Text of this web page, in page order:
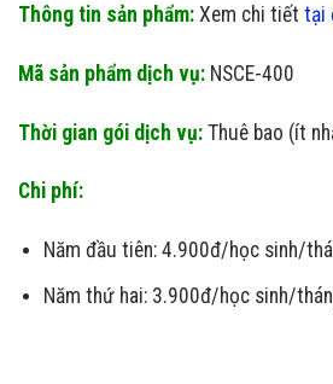
Thông tin sản phẩm: Xem chi tiết tại
Mã sản phẩm dịch vụ: NSCE-400
Thời gian gói dịch vụ: Thuê bao (ít
Chi phí:
Năm đầu tiên: 4.900đ/học sinh/
Năm thứ hai: 3.900đ/học sinh/